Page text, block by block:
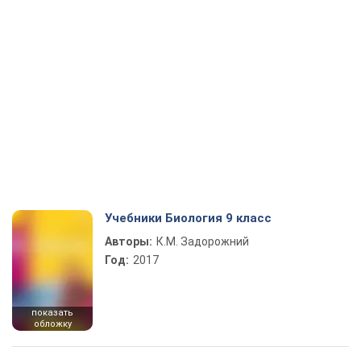
показать
обложку
Учебники Биология 9 класс
Авторы: К.М. Задорожний
Год: 2017